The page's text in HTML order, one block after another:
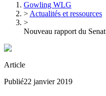
Gowling WLG
> Actualités et ressources
>
Nouveau rapport du Senat
Article
Publié22 janvier 2019